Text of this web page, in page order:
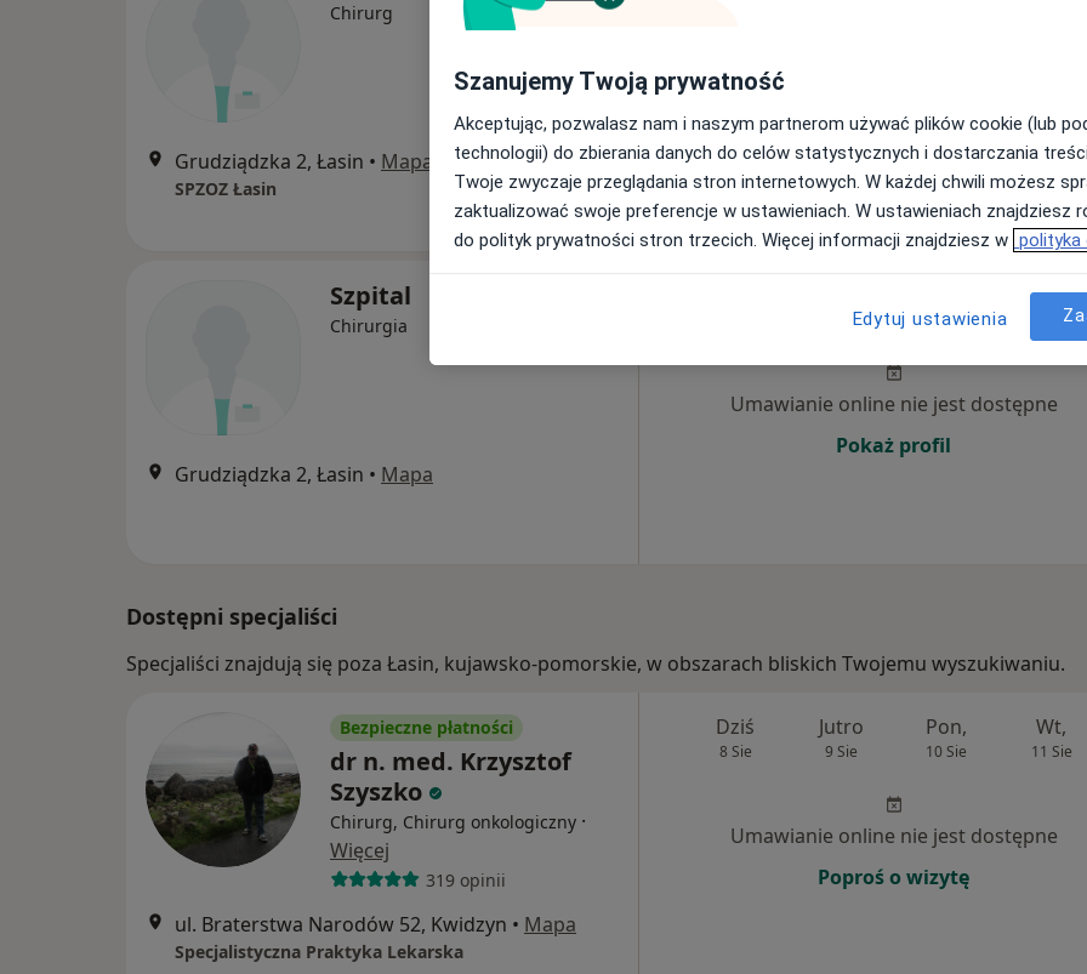
Chirurg
Grudziądzka 2, Łasin • Mapa
SPZOZ Łasin
Umawianie online nie jest dostępne
Poproś o wizytę
Szpital
Chirurgia
Grudziądzka 2, Łasin • Mapa
9 Sie 10 Sie
Wt,
11 Sie
Umawianie online nie jest dostępne
Pokaż profil
Dostępni specjaliści
Specjaliści znajdują się poza Łasin, kujawsko-pomorskie, w obszarach bliskich Twojemu wyszukiwaniu.
Bezpieczne płatności
dr n. med. Krzysztof
Szyszko
Chirurg, Chirurg onkologiczny ·
Więcej
319 opinii
ul. Braterstwa Narodów 52, Kwidzyn • Mapa
Specjalistyczna Praktyka Lekarska
Dziś
8 Sie
Jutro
9 Sie
Pon,
10 Sie
Wt,
11 Sie
Umawianie online nie jest dostępne
Poproś o wizytę
Szanujemy Twoją prywatność
Akceptując, pozwalasz nam i naszym partnerom używać plików cookie (lub
technologii) do zbierania danych do celów statystycznych i dostarczania
Twoje zwyczaje przeglądania stron internetowych. W każdej chwili możesz
zaktualizować swoje preferencje w ustawieniach. W ustawieniach znajdziesz
do polityk prywatności stron trzecich. Więcej informacji znajdziesz w polityka
Edytuj ustawienia